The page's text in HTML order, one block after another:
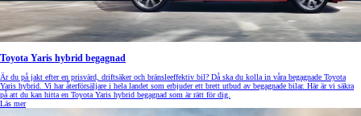
Toyota Yaris hybrid begagnad
Är du på jakt efter en prisvärd, driftsäker och bränsleeffektiv bil? Då ska du kolla in våra begagnade Toyota
Yaris hybrid. Vi har återförsäljare i hela landet som erbjuder ett brett utbud av begagnade bilar. Här är vi säkra
på att du kan hitta en Toyota Yaris hybrid begagnad som är rätt för dig.
Läs mer